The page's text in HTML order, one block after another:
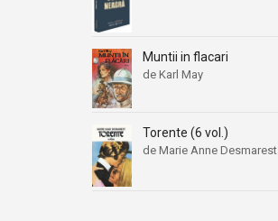
Muntii in flacari
de Karl May
Torente (6 vol.)
de Marie Anne Desmarest